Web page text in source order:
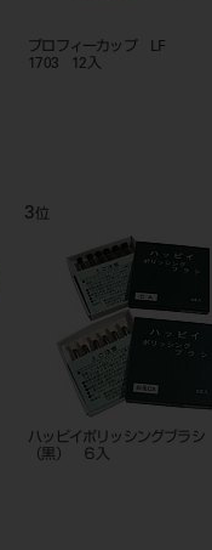
プロフィーカップ LF
1703 12入
3位
ハッピイポリッシングブラシ
（黒） ６入